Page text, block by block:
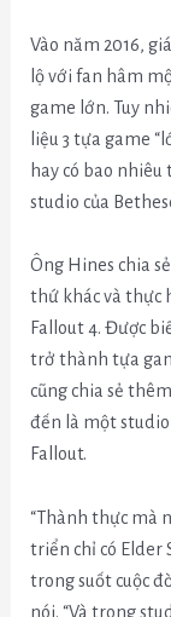
Vào năm 2016,
lộ với fan hâm
game lớn. Tuy
liệu 3 tựa game
hay có bao
studio của
Ông Hines chia
thứ khác và thực
Fallout 4. Được
trở thành tựa
cũng chia sẻ
đến là một
Fallout.
“Thành thực mà
triển chỉ có Elder
trong suốt cuộc
nói. “Và trong